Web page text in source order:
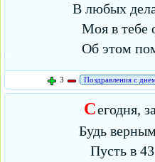
В любых
Моя в тебе
Об этом
3
Поздравления с
Сегодня,
Будь
Пусть в